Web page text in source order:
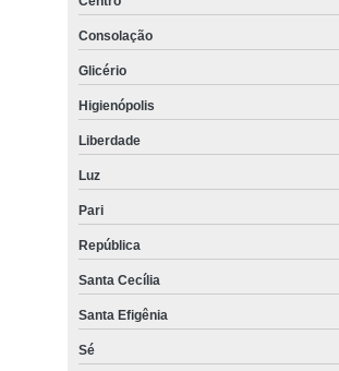
Consolação
Glicério
Higienópolis
Liberdade
Luz
Pari
República
Santa Cecília
Santa Efigênia
Sé